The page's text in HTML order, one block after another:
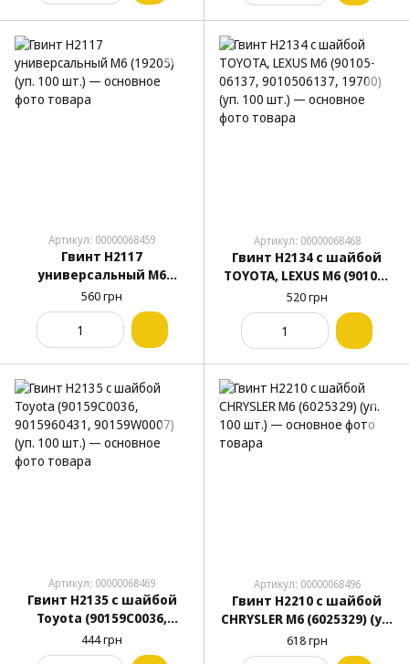
Артикул: 00000068459
Гвинт H2117
универсальный M6
(19205) (уп. 100 шт.)
560 грн
Артикул: 00000068468
Гвинт H2134 с шайбой
TOYOTA, LEXUS M6 (90105-
06137, 9010506137, 19700)
(уп. 100 шт.)
520 грн
Артикул: 00000068469
Гвинт H2135 с шайбой
Toyota (90159C0036,
9015960431, 90159W0007)
(уп. 100 шт.)
444 грн
Артикул: 00000068496
Гвинт H2210 с шайбой
CHRYSLER M6 (6025329) (уп.
100 шт.)
618 грн